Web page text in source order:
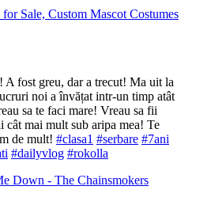
fost greu, dar a trecut! Ma uit la
noi a învățat intr-un timp atât
sa te faci mare! Vreau sa fii
cât mai mult sub aripa mea! Te
de mult! #clasa1 #serbare #7ani
#dailyvlog #rokolla
Down - The Chainsmokers